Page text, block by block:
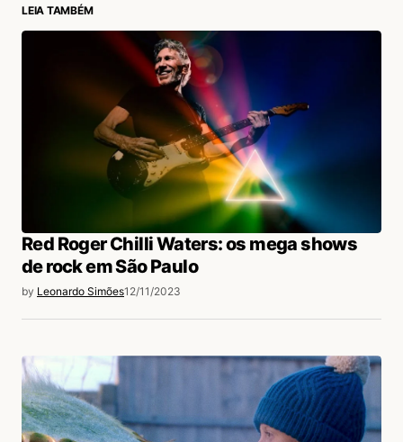
LEIA TAMBÉM
Red Roger Chilli Waters: os mega shows
de rock em São Paulo
by Leonardo Simões12/11/2023